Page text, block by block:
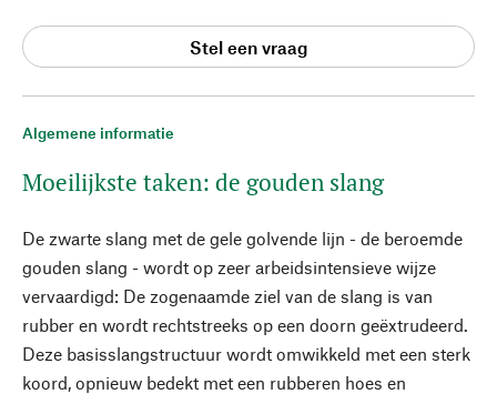
Algemene informatie
Moeilijkste taken: de gouden slang
De zwarte slang met de gele golvende lijn - de beroemde
gouden slang - wordt op zeer arbeidsintensieve wijze
vervaardigd: De zogenaamde ziel van de slang is van
rubber en wordt rechtstreeks op een doorn geëxtrudeerd.
Deze basisslangstructuur wordt omwikkeld met een sterk
koord, opnieuw bedekt met een rubberen hoes en
Stel een vraag